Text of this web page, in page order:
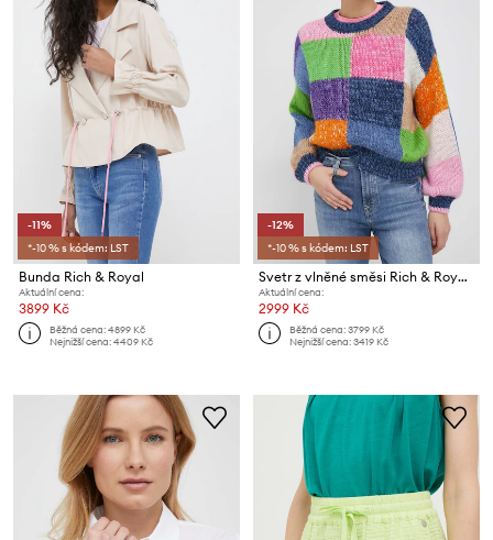
-11%
*-10 % s kódem: LST
Bunda Rich & Royal
Aktuální cena:
3899 Kč
Běžná cena:4899 Kč
Nejnižší cena:4409 Kč
-12%
*-10 % s kódem: LST
Svetr z vlněné směsi Rich & Royal
Aktuální cena:
2999 Kč
Běžná cena:3799 Kč
Nejnižší cena:3419 Kč